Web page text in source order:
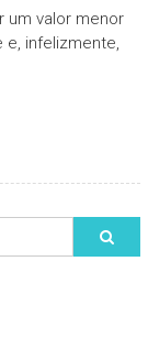
valor menor
infelizmente,